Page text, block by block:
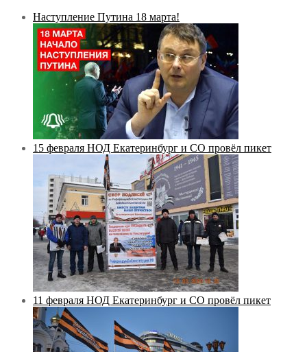
Наступление Путина 18 марта!
15 февраля НОД Екатеринбург и СО провёл пикет
11 февраля НОД Екатеринбург и СО провёл пикет